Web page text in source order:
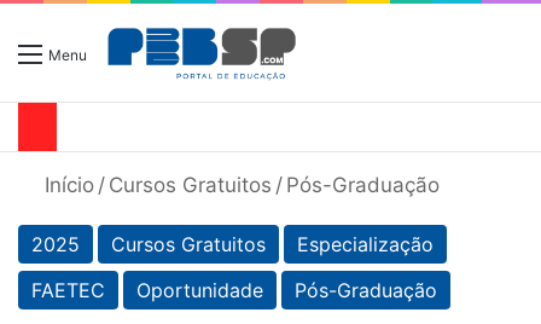
Menu
Início / Cursos Gratuitos / Pós-Graduação
2025 Cursos Gratuitos
Especialização
FAETEC
Oportunidade Pós-Graduação